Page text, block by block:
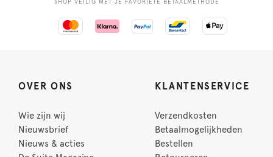
SHOP VEILIG MET JE FAVORIETE BETAALMETHODE
OVER ONS
Wie zijn wij
Nieuwsbrief
Nieuws & acties
KLANTENSERVICE
Verzendkosten
Betaalmogelijkheden
Bestellen